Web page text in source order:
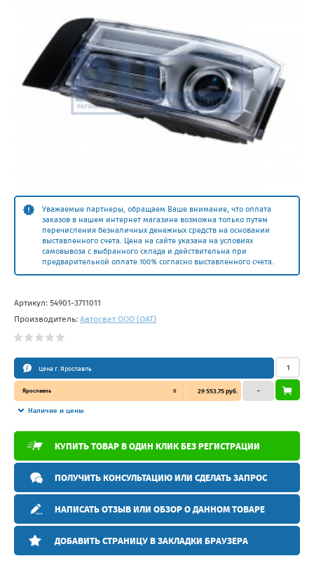
Уважаемые партнеры, обращаем Ваше внимание, что оплата
заказов в нашем интернет магазине возможна только путем
перечисления безналичных денежных средств на основании
выставленного счета. Цена на сайте указана на условиях
самовывоза с выбранного склада и действительна при
предварительной оплате 100% согласно выставленного счета.
Артикул: 54901-3711011
Производитель: Автосвет ООО (ОАТ)
Цена г. Ярославль
Ярославль 0 29 553.75 руб.
Наличие и цены
–
КУПИТЬ ТОВАР В ОДИН КЛИК БЕЗ РЕГИСТРАЦИИ
ПОЛУЧИТЬ КОНСУЛЬТАЦИЮ ИЛИ СДЕЛАТЬ ЗАПРОС
НАПИСАТЬ ОТЗЫВ ИЛИ ОБЗОР О ДАННОМ ТОВАРЕ
ДОБАВИТЬ СТРАНИЦУ В ЗАКЛАДКИ БРАУЗЕРА